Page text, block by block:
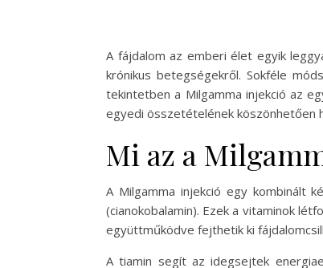
A fájdalom az emberi élet egyik
krónikus betegségekről. Sokféle
tekintetben a Milgamma injekció az
egyedi összetételének köszönhetően
Mi az a
A Milgamma injekció egy kombinált
(cianokobalamin). Ezek a vitaminok
együttműködve fejthetik ki
A tiamin segít az idegsejtek